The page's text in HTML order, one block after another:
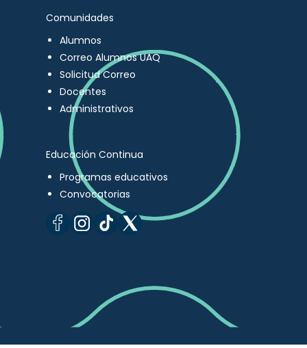
Comunidades
Alumnos
Correo Alumnos UAQ
Solicitud Correo
Docentes
Administrativos
Educación Continua
Programas educativos
Convocatorias